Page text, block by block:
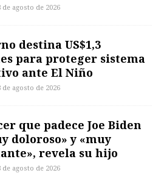
de agosto de 2026
destina US$1,3
para proteger sistema
ante El Niño
de agosto de 2026
que padece Joe Biden
doloroso» y «muy
revela su hijo
de agosto de 2026